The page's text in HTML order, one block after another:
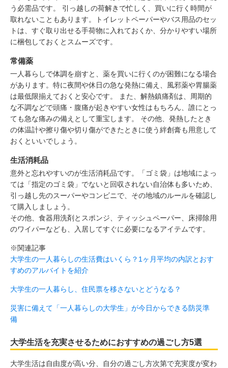
う必需品です。 引っ越しの荷解きで忙しく、買いに行く時間が
取れないこともあります。トイレットペーパーやバス用品のセッ
トは、すぐ取り出せる手荷物に入れておくか、分かりやすい場所
に梱包しておくとスムーズです。
常備薬
一人暮らしで体調を崩すと、薬を買いに行くのが困難になる場合
があります。特に夜間や休日の急な発熱に備え、風邪薬や胃腸薬
は最低限揃えておくと安心です。 また、解熱鎮痛剤は、周期的
な不調などで頭痛・腹痛が起きやすい女性はもちろん、誰にとっ
ても急な痛みの備えとして重宝します。 その他、発熱したとき
の体温計や擦り傷や切り傷ができたときに使う絆創膏も用意して
おくといいでしょう。
生活消耗品
意外と忘れやすいのが生活消耗品です。「ゴミ袋」は地域によっ
ては「指定のゴミ袋」でないと回収されない自治体も多いため、
引っ越し先のスーパーやコンビニで、その地域のルールを確認し
て購入しましょう。
その他、食器用洗剤とスポンジ、ティッシュペーパー、床掃除用
のワイパーなども、入居してすぐに必要になるアイテムです。
※関連記事
大学生の一人暮らしの生活費はいくら？1ヶ月平均の内訳とおす
すめのアルバイトを紹介
大学生の一人暮らし、住民票を移さないとどうなる？
災害に備えて「一人暮らしの大学生」が今日からできる防災準
備
大学生活を充実させるためにおすすめの過ごし方5選
大学生活は自由度が高い分、自分の過ごし方次第で充実度が変わ